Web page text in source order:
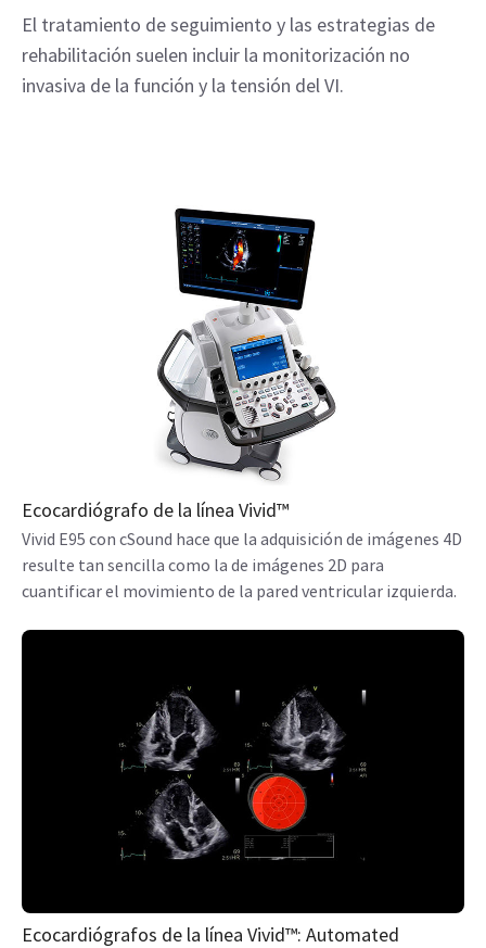
El tratamiento de seguimiento y las estrategias de
rehabilitación suelen incluir la monitorización no
invasiva de la función y la tensión del VI.
Ecocardiógrafo de la línea Vivid™
Vivid E95 con cSound hace que la adquisición de imágenes 4D
resulte tan sencilla como la de imágenes 2D para
cuantificar el movimiento de la pared ventricular izquierda.
Ecocardiógrafos de la línea Vivid™: Automated